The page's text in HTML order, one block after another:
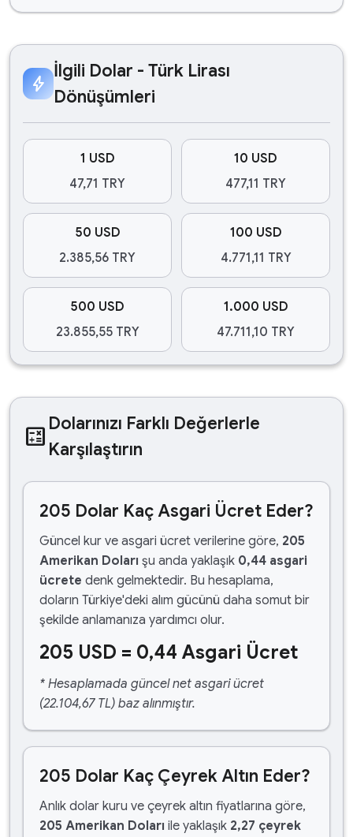
bolt
İlgili Dolar - Türk Lirası
Dönüşümleri
1 USD
47,71 TRY
10 USD
477,11 TRY
50 USD
2.385,56 TRY
100 USD
4.771,11 TRY
500 USD
23.855,55 TRY
1.000 USD
47.711,10 TRY
calculate Dolarınızı Farklı Değerlerle
Karşılaştırın
205 Dolar Kaç Asgari Ücret Eder?
Güncel kur ve asgari ücret verilerine göre, 205
Amerikan Doları şu anda yaklaşık 0,44 asgari
ücrete denk gelmektedir. Bu hesaplama,
doların Türkiye'deki alım gücünü daha somut bir
şekilde anlamanıza yardımcı olur.
205 USD = 0,44 Asgari Ücret
* Hesaplamada güncel net asgari ücret
(22.104,67 TL) baz alınmıştır.
205 Dolar Kaç Çeyrek Altın Eder?
Anlık dolar kuru ve çeyrek altın fiyatlarına göre,
205 Amerikan Doları ile yaklaşık 2,27 çeyrek